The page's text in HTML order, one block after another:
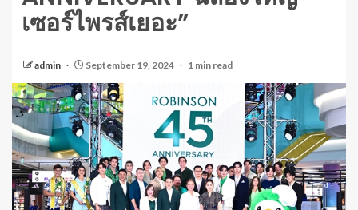
เซอร์ไพรส์เยอะ”
admin September 19, 2024 1 min read